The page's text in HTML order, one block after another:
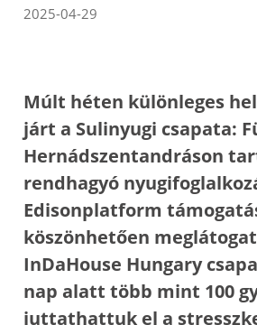
2025-04-29
Múlt héten különleges
járt a Sulinyugi csapata:
Hernádszentandráson
rendhagyó
Edisonplatform
köszönhetően
InDaHouse Hungary
nap alatt több mint 100
juttathattuk el a